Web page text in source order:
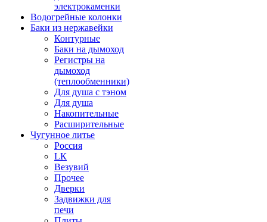
электрокаменки
Водогрейные колонки
Баки из нержавейки
Контурные
Баки на дымоход
Регистры на
дымоход
(теплообменники)
Для душа с тэном
Для душа
Накопительные
Расширительные
Чугунное литье
Россия
LК
Везувий
Прочее
Дверки
Задвижки для
печи